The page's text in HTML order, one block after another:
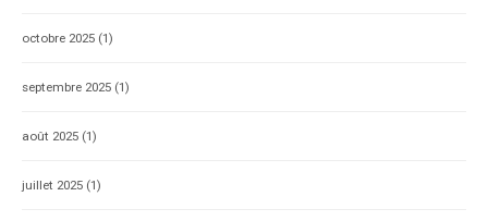
octobre 2025 (1)
septembre 2025 (1)
août 2025 (1)
juillet 2025 (1)